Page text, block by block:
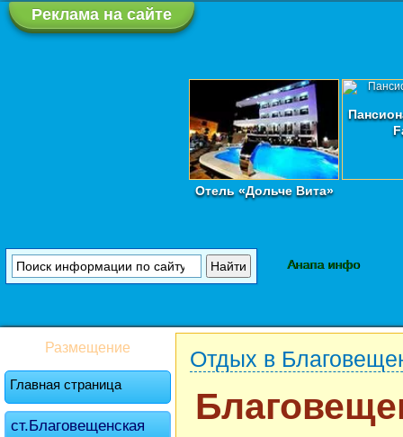
Реклама на сайте
Отель «Дольче Вита»
Анапа инфо
Размещение
Главная страница
ст.Благовещенская
Отдых в